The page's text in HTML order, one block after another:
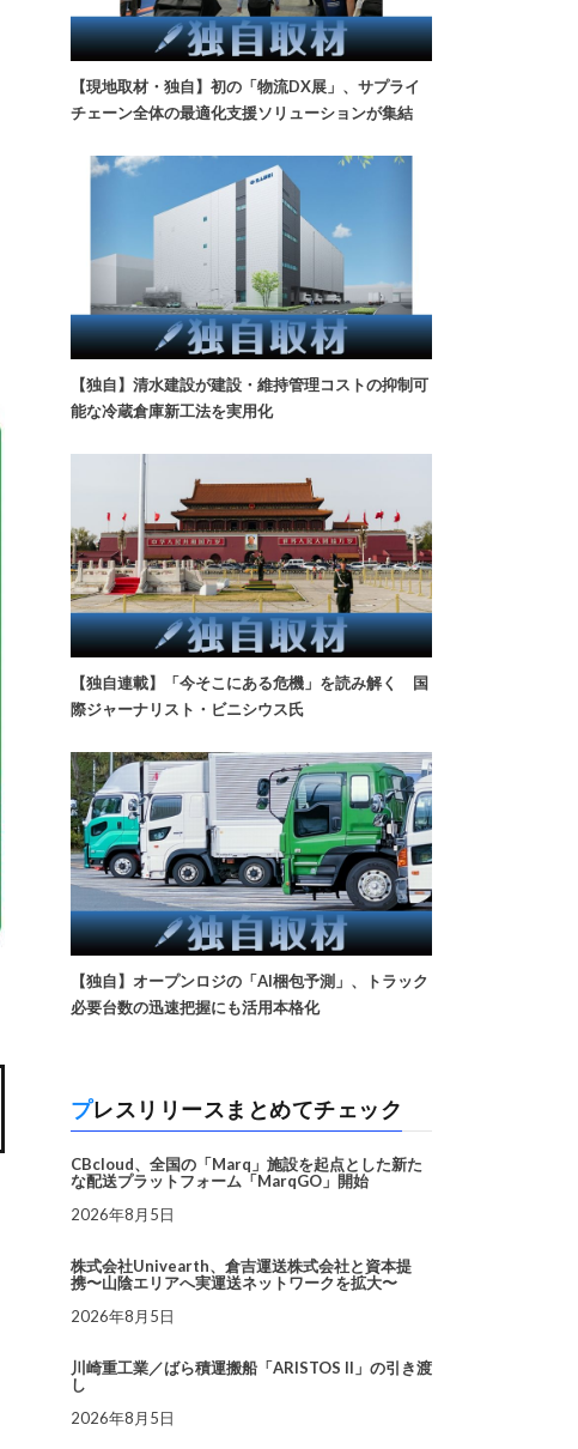
【現地取材・独自】初の「物流DX展」、サプライ
チェーン全体の最適化支援ソリューションが集結
【独自】清水建設が建設・維持管理コストの抑制可
能な冷蔵倉庫新工法を実用化
【独自連載】「今そこにある危機」を読み解く 国
際ジャーナリスト・ビニシウス氏
【独自】オープンロジの「AI梱包予測」、トラック
必要台数の迅速把握にも活用本格化
プレスリリースまとめてチェック
CBcloud、全国の「Marq」施設を起点とした新た
な配送プラットフォーム「MarqGO」開始
2026年8月5日
株式会社Univearth、倉吉運送株式会社と資本提
携〜山陰エリアへ実運送ネットワークを拡大〜
2026年8月5日
川崎重工業／ばら積運搬船「ARISTOS II」の引き渡
し
2026年8月5日